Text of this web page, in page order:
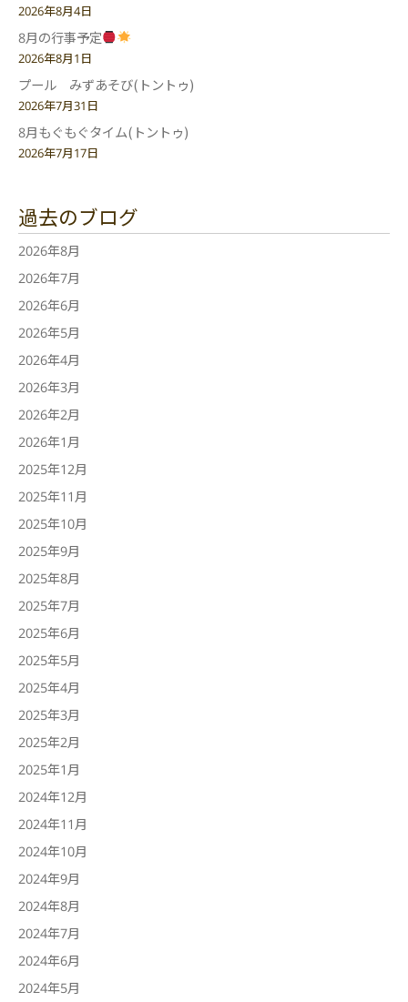
2026年8月4日
8月の行事予定
2026年8月1日
プール みずあそび(トントゥ)
2026年7月31日
8月もぐもぐタイム(トントゥ)
2026年7月17日
過去のブログ
2026年8月
2026年7月
2026年6月
2026年5月
2026年4月
2026年3月
2026年2月
2026年1月
2025年12月
2025年11月
2025年10月
2025年9月
2025年8月
2025年7月
2025年6月
2025年5月
2025年4月
2025年3月
2025年2月
2025年1月
2024年12月
2024年11月
2024年10月
2024年9月
2024年8月
2024年7月
2024年6月
2024年5月